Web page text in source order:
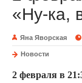
«Ну-ка,
Яна Яворская
Новости
2 февраля в